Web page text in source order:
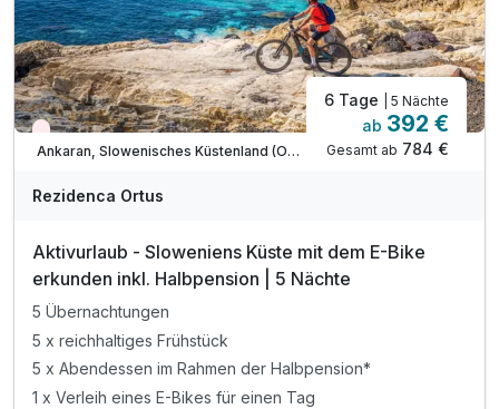
Wieder frei ab September
Ankaran, Slowenisches Küstenland (Obalno-kraska)
6 Tage | 5 Nächte
ab 392 €
Gesamt ab 784 €
Rezidenca Ortus
Aktivurlaub - Sloweniens Küste mit dem E-Bike
erkunden inkl. Halbpension | 5 Nächte
5 Übernachtungen
5 x reichhaltiges Frühstück
5 x Abendessen im Rahmen der Halbpension*
1 x Verleih eines E-Bikes für einen Tag